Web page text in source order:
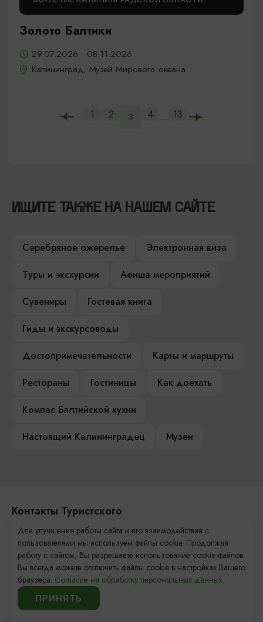
Золото Балтики
29.07.2026 - 08.11.2026
Калининград, Музей Мирового океана
1 2 3 4 ... 13
ИЩИТЕ ТАКЖЕ НА НАШЕМ САЙТЕ
Серебряное ожерелье
Электронная виза
Туры и экскурсии
Афиша мероприятий
Сувениры
Гостевая книга
Гиды и экскурсоводы
Достопримечательности
Карты и маршруты
Рестораны
Гостиницы
Как доехать
Компас Балтийской кухни
Настоящий Калининградец
Музеи
Контакты Туристского
информационного центра
+7 (4012) 555-200
8 (800) 200-55-39
info@visit-kaliningrad.ru
Для улучшения работы сайта и его взаимодействия с
пользователями мы используем файлы cookie. Продолжая
работу с сайтом, Вы разрешаете использование cookie-файлов.
Вы всегда можете отключить файлы cookie в настройках Вашего
браузера. Согласие на обработку персональных данных.
ПРИНЯТЬ